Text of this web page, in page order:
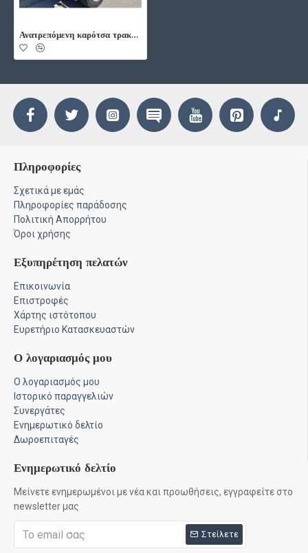
Ανατρεπόμενη καρότσα τρακτέρ 20000KG.Ρυμούλκα, πλατφόρμα Ρυμούλκα, πλατφόρμα τύπου TANDEM.
Πληροφορίες
Σχετικά με εμάς
Πληροφορίες παράδοσης
Πολιτική Απορρήτου
Όροι χρήσης
Εξυπηρέτηση πελατών
Επικοινωνία
Επιστροφές
Χάρτης ιστότοπου
Ευρετήριο Κατασκευαστών
Ο λογαριασμός μου
Ο λογαριασμός μου
Ιστορικό παραγγελιών
Συνεργάτες
Ενημερωτικό δελτίο
Δωροεπιταγές
Ενημερωτικό δελτίο
Μείνετε ενημερωμένοι με νέα και προωθήσεις, εγγραφείτε στο
newsletter μας
Στείλετε